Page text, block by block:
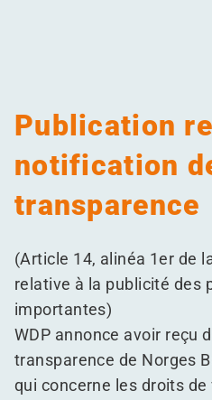
Publication
notification
transparence
(Article 14, alinéa 1er de
relative à la publicité des
importantes)
WDP annonce avoir reçu
transparence de Norges
qui concerne les droits